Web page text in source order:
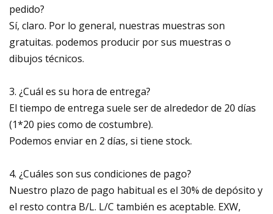
pedido?
Sí, claro. Por lo general, nuestras muestras son
gratuitas. podemos producir por sus muestras o
dibujos técnicos.
3. ¿Cuál es su hora de entrega?
El tiempo de entrega suele ser de alrededor de 20 días
(1*20 pies como de costumbre).
Podemos enviar en 2 días, si tiene stock.
4. ¿Cuáles son sus condiciones de pago?
Nuestro plazo de pago habitual es el 30% de depósito y
el resto contra B/L. L/C también es aceptable. EXW,